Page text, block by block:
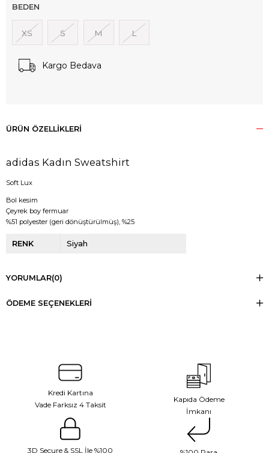
BEDEN
XS S M L
Kargo Bedava
ÜRÜN ÖZELLIKLERI
adidas Kadın Sweatshirt
Soft Lux
Bol kesim
Çeyrek boy fermuar
%51 polyester (geri dönüştürülmüş), %25
RENK Siyah
YORUMLAR(0)
ÖDEME SEÇENEKLERI
Kredi Kartına
Vade Farksız 4 Taksit
Kapıda Ödeme
İmkanı
3D Secure & SSL İle %100